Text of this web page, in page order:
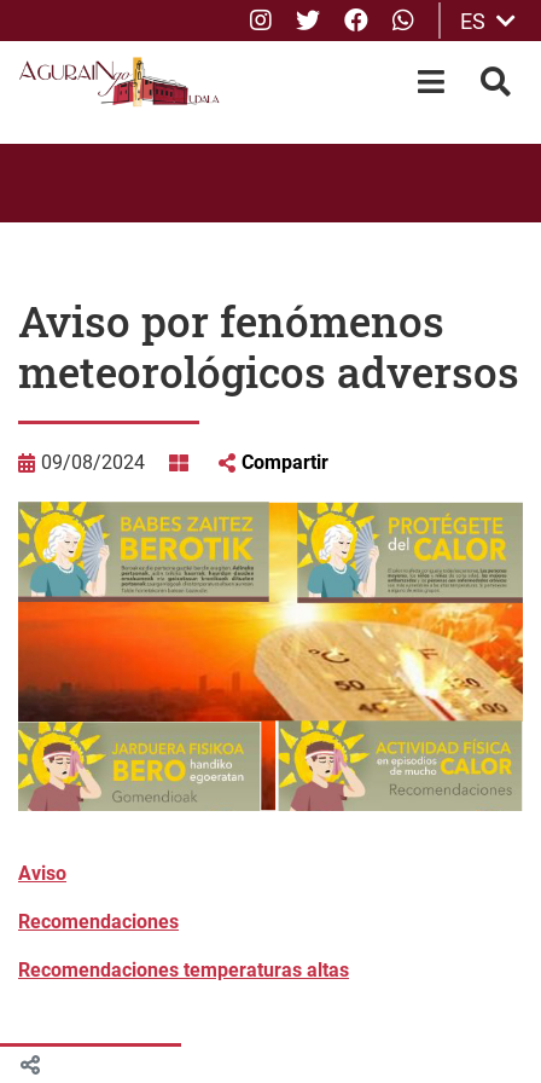
Instagram
TwitterFacebook
whatsApp
ES
OPEN-
Aviso por fenómenos
meteorológicos adversos
09/08/2024 Compartir
Aviso
Recomendaciones
Recomendaciones temperaturas altas